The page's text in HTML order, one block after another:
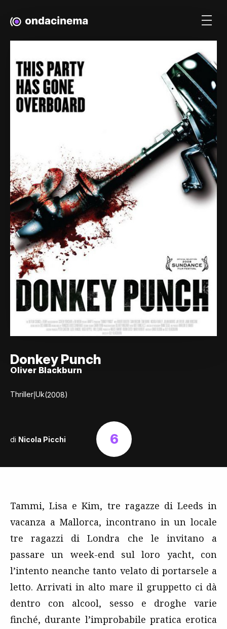
Donkey Punch
Oliver Blackburn
Thriller|Uk(2008)
di Nicola Picchi 6
Tammi, Lisa e Kim, tre ragazze di Leeds in
vacanza a Mallorca, incontrano in un locale
tre ragazzi di Londra che le invitano a
passare un week-end sul loro yacht, con
l’intento neanche tanto velato di portarsele a
letto. Arrivati in alto mare il gruppetto ci dà
dentro con alcool, sesso e droghe varie
finché, durante l’improbabile pratica erotica